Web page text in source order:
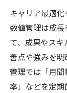
キャリア最適化
数値管理は成
て、成果やス
善点や強みを
管理では「月
率」などを定